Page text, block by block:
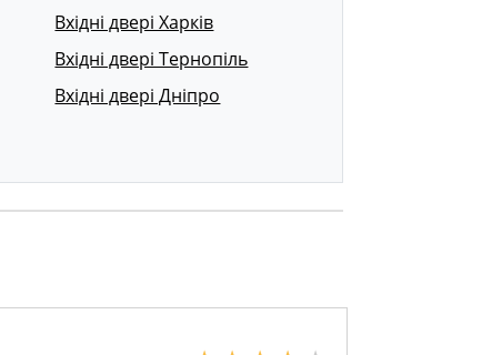
Вхідні двері Харків
Вхідні двері Тернопіль
Вхідні двері Дніпро